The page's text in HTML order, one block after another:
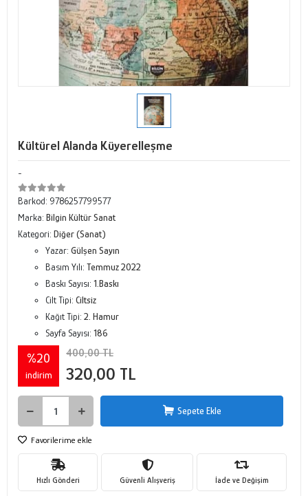
Kültürel Alanda Küyerelleşme
-
Barkod: 9786257799577
Marka: Bilgin Kültür Sanat
Kategori: Diğer (Sanat)
Yazar: Gülşen Sayın
Basım Yılı: Temmuz 2022
Baskı Sayısı: 1.Baskı
Cilt Tipi: Ciltsiz
Kağıt Tipi: 2. Hamur
Sayfa Sayısı: 186
%20
indirim
400,00 TL
320,00 TL
Sepete Ekle
Favorilerime ekle
Hızlı Gönderi Güvenli Alışveriş İade ve Değişim